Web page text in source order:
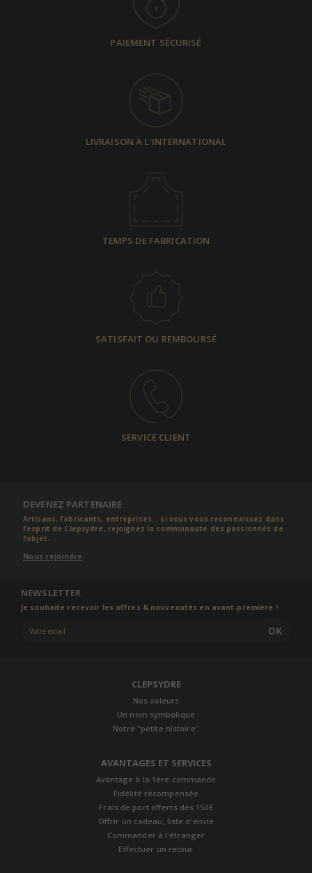
PAIEMENT SÉCURISÉ
LIVRAISON À L'INTERNATIONAL
TEMPS DE FABRICATION
SATISFAIT OU REMBOURSÉ
SERVICE CLIENT
DEVENEZ PARTENAIRE
Artisans, fabricants, entreprises... si vous vous reconnaissez dans
l’esprit de Clepsydre, rejoignez la communauté des passionnés de
l’objet.
Nous rejoindre
NEWSLETTER
Je souhaite recevoir les offres & nouveautés en avant-première !
OK
CLEPSYDRE
Nos valeurs
Un nom symbolique
Notre "petite histoire"
AVANTAGES ET SERVICES
Avantage à la 1ère commande
Fidélité récompensée
Frais de port offerts dès 150€
Offrir un cadeau, liste d'envie
Commander à l'étranger
Effectuer un retour